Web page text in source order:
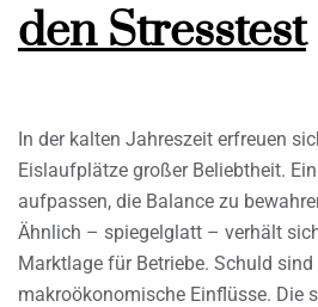
den Stresstest
In der kalten Jahreszeit erfreuen
Eislaufplätze großer Beliebtheit.
aufpassen, die Balance zu
Ähnlich – spiegelglatt – verhält
Marktlage für Betriebe. Schuld
makroökonomische Einflüsse. Die